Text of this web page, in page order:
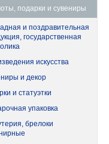
подарки и сувениры
и поздравительная
государственная
искусства
и декор
и статуэтки
упаковка
брелоки